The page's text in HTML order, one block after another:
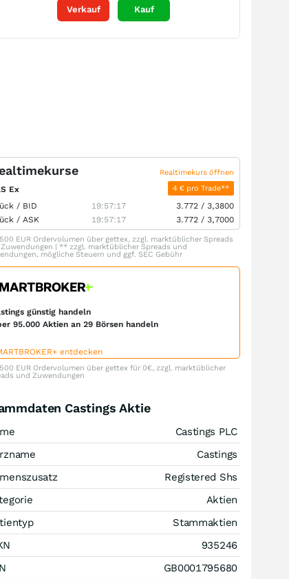
Verkauf Kauf
Realtimekurs öffnen
Ex 4 € pro Trade**
/ BID 19:57:17 3.772 / 3,3800
/ ASK 19:57:17 3.772 / 3,7000
EUR Ordervolumen über gettex, zzgl. marktüblicher Spreads
| ** zzgl. marktüblicher Spreads und
mögliche Steuern und ggf. SEC Gebühr
günstig handeln
95.000 Aktien an 29 Börsen handeln
entdecken
EUR Ordervolumen über gettex für 0€, zzgl. marktüblicher
und Zuwendungen
Castings Aktie
Castings PLC
Castings
Registered Shs
Aktien
Stammaktien
935246
GB0001795680